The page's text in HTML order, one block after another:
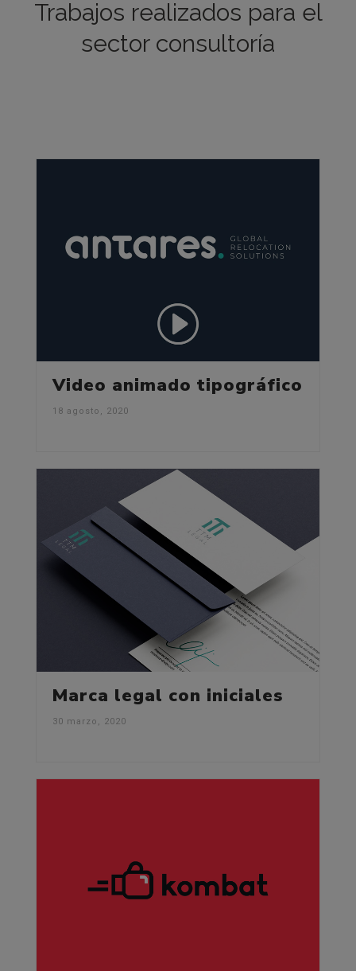
Trabajos realizados para el
sector consultoría
Video animado tipográfico
18 agosto, 2020
Marca legal con iniciales
30 marzo, 2020